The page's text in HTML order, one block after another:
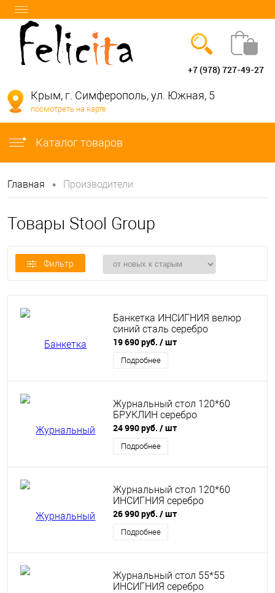
info@felicita-crimea.ru
+7 (978) 727-49-27
Крым, г. Симферополь, ул. Южная, 5
посмотреть на карте
Каталог товаров
Главная • Производители
Товары Stool Group
Фильтр
Банкетка ИНСИГНИЯ велюр
синий сталь серебро
19 690 руб. / шт
Подробнее
Журнальный стол 120*60
БРУКЛИН серебро
24 990 руб. / шт
Подробнее
Журнальный стол 120*60
ИНСИГНИЯ серебро
26 990 руб. / шт
Подробнее
Журнальный стол 55*55
ИНСИГНИЯ серебро